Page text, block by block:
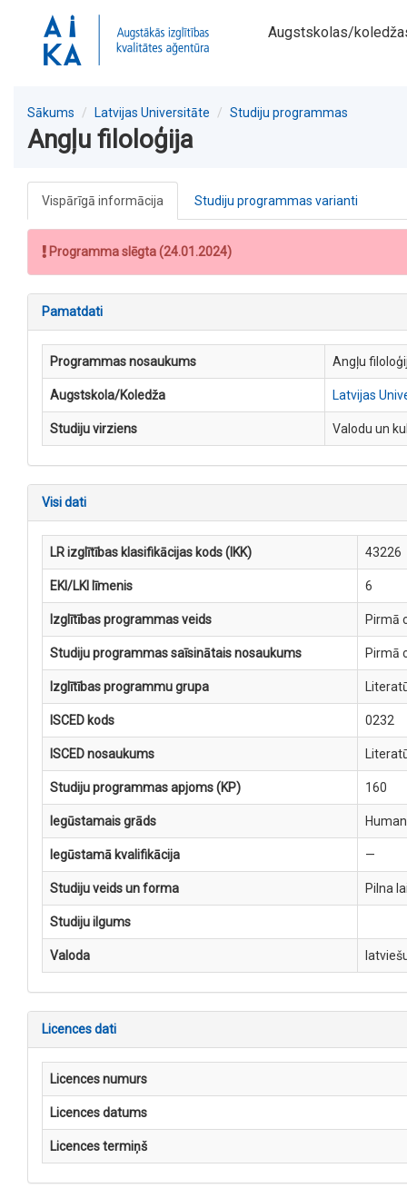
Augstskolas/
Sākums Latvijas Universitāte Studiju programmas
Angļu filoloģija
Vispārīgā informācija Studiju programmas varianti
Programma slēgta (24.01.2024)
Pamatdati
Programmas nosaukums Angļu
Augstskola/Koledža Latvijas
Studiju virziens Valodu un
Visi dati
LR izglītības klasifikācijas kods (IKK) 43226
EKI/LKI līmenis 6
Izglītības programmas veids Pirmā
Studiju programmas saīsinātais nosaukums Pirmā
Izglītības programmu grupa
ISCED kods 0232
ISCED nosaukums
Studiju programmas apjoms (KP) 160
Iegūstamais grāds
Iegūstamā kvalifikācija —
Studiju veids un forma Pilna
Studiju ilgums
Valoda
Licences dati
Licences numurs
Licences datums
Licences termiņš